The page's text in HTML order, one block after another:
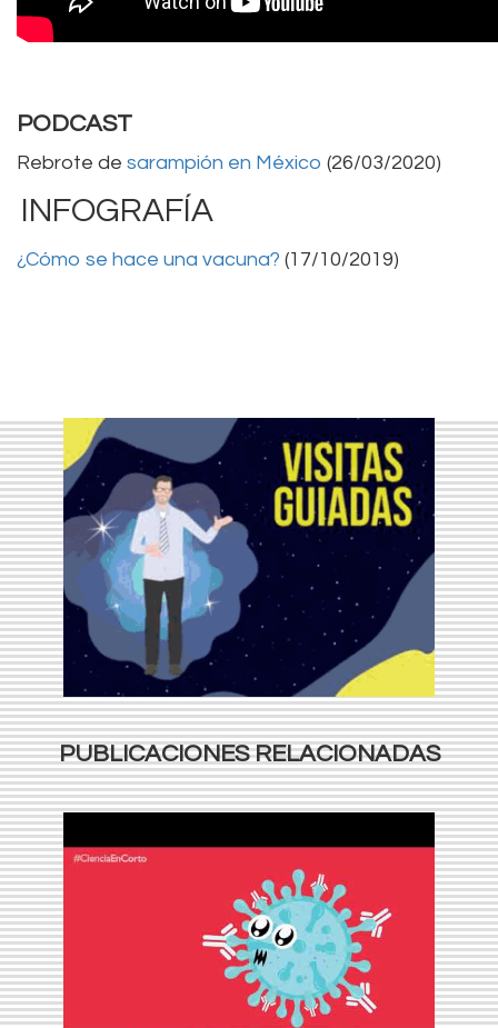
PODCAST
Rebrote de sarampión en México (26/03/2020)
INFOGRAFÍA
¿Cómo se hace una vacuna? (17/10/2019)
PUBLICACIONES RELACIONADAS